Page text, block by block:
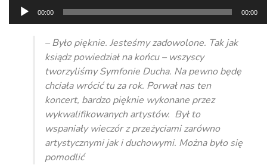
Odtwarzacz
plików
dźwiękowych
00:00 00:00
– Było pięknie. Jesteśmy zadowolone. Tak jak
ksiądz powiedział na końcu – wszyscy
tworzyliśmy Symfonie Ducha. Na pewno będę
chciała wrócić tu za rok. Porwał nas ten
koncert, bardzo pięknie wykonane przez
wykwalifikowanych artystów. Był to
wspaniały wieczór z przeżyciami zarówno
artystycznymi jak i duchowymi. Można było się
pomodlić